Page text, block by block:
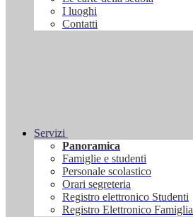
I luoghi
Contatti
Servizi
Panoramica
Famiglie e studenti
Personale scolastico
Orari segreteria
Registro elettronico Studenti
Registro Elettronico Famiglia